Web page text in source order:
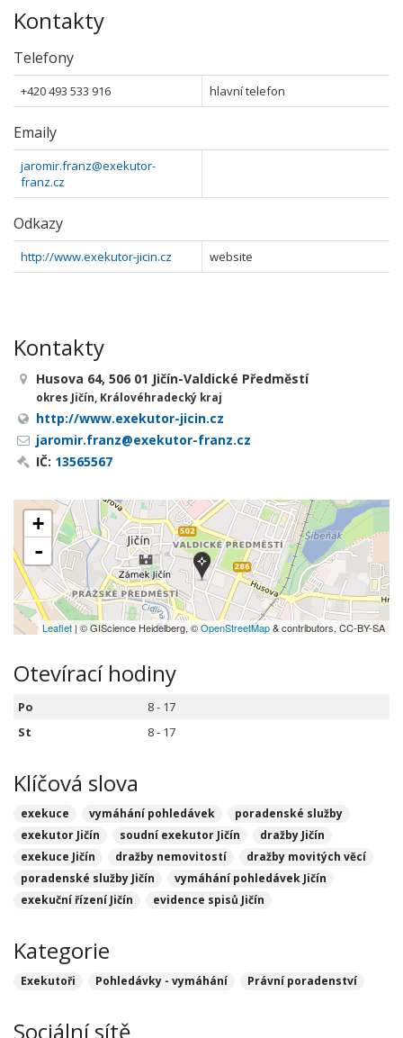
Kontakty
Telefony
+420 493 533 916 hlavní telefon
Emaily
jaromir.franz@exekutor-
franz.cz
Odkazy
http://www.exekutor-jicin.cz website
Kontakty
Husova 64, 506 01 Jičín-Valdické Předměstí
okres Jičín, Královéhradecký kraj
http://www.exekutor-jicin.cz
jaromir.franz@exekutor-franz.cz
IČ: 13565567
+
-
Leaflet| © GIScience Heidelberg, ©OpenStreetMap& contributors, CC-BY-SA
Otevírací hodiny
Po
8 - 17
St
8 - 17
Klíčová slova
exekuce vymáhání pohledávek
poradenské služby
exekutor Jičín
soudní exekutor Jičín
dražby Jičín
exekuce Jičín
dražby nemovitostí
dražby movitých věcí
poradenské služby Jičín
vymáhání pohledávek Jičín
exekuční řízení Jičín
evidence spisů Jičín
Kategorie
Exekutoři Pohledávky - vymáhání Právní poradenství
Sociální sítě